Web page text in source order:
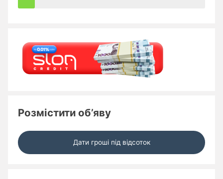
Розмістити об’яву
Дати гроші під відсоток